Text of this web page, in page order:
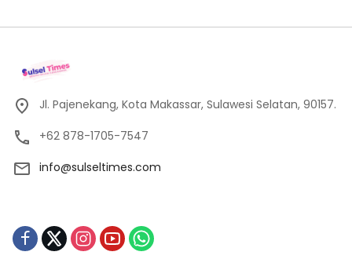
Jl. Pajenekang, Kota Makassar, Sulawesi Selatan, 90157.
+62 878-1705-7547
info@sulseltimes.com